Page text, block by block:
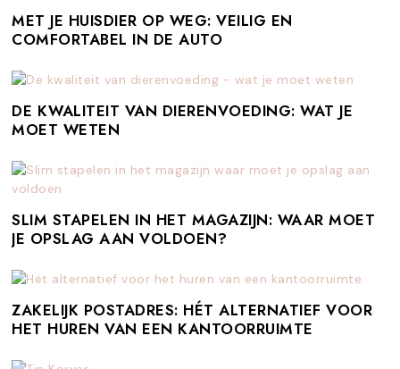
MET JE HUISDIER OP WEG: VEILIG EN
COMFORTABEL IN DE AUTO
DE KWALITEIT VAN DIERENVOEDING: WAT JE
MOET WETEN
SLIM STAPELEN IN HET MAGAZIJN: WAAR MOET
JE OPSLAG AAN VOLDOEN?
ZAKELIJK POSTADRES: HÉT ALTERNATIEF VOOR
HET HUREN VAN EEN KANTOORRUIMTE